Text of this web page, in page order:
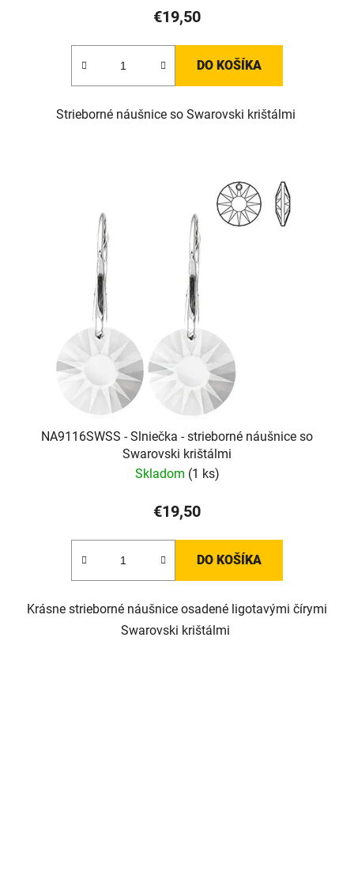
€19,50
DO KOŠÍKA
Strieborné náušnice so Swarovski krištálmi
NA9116SWSS - Slniečka - strieborné náušnice so
Swarovski krištálmi
Skladom (1 ks)
€19,50
DO KOŠÍKA
Krásne strieborné náušnice osadené ligotavými čírymi
Swarovski krištálmi